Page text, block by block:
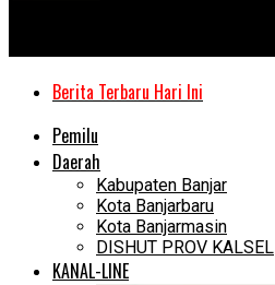
Berita Terbaru Hari Ini
Pemilu
Daerah
Kabupaten Banjar
Kota Banjarbaru
Kota Banjarmasin
DISHUT PROV KALSEL
KANAL-LINE